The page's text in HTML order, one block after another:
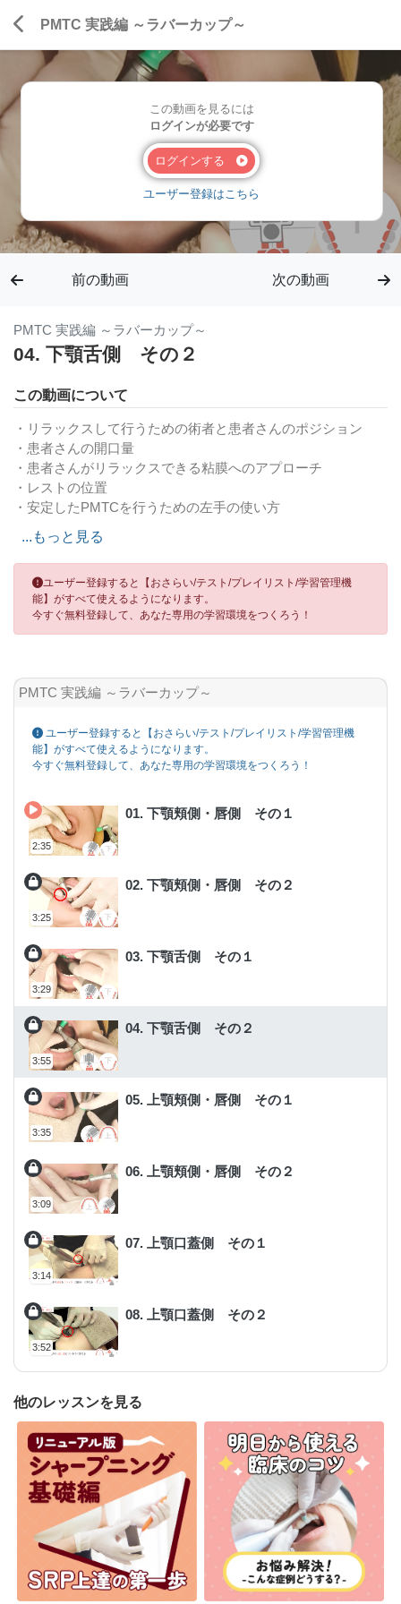
PMTC 実践編 ～ラバーカップ～
この動画を見るには
ログインが必要です
ログインする
ユーザー登録はこちら
前の動画 次の動画
PMTC 実践編 ～ラバーカップ～
04. 下顎舌側 その２
この動画について
・リラックスして行うための術者と患者さんのポジション
・患者さんの開口量
・患者さんがリラックスできる粘膜へのアプローチ
・レストの位置
・安定したPMTCを行うための左手の使い方
・コントラの持ち方と挿入方法
PMTC 基礎編 01. コントラの持ち方
...もっと見る
ユーザー登録すると【おさらい/テスト/プレイリスト/学習管理機
能】がすべて使えるようになります。
今すぐ無料登録して、あなた専用の学習環境をつくろう！
PMTC 実践編 ～ラバーカップ～
ユーザー登録すると【おさらい/テスト/プレイリスト/学習管理機
能】がすべて使えるようになります。
今すぐ無料登録して、あなた専用の学習環境をつくろう！
2:35
01. 下顎頬側・唇側 その１
3:25
02. 下顎頬側・唇側 その２
3:29
03. 下顎舌側 その１
3:55
04. 下顎舌側 その２
3:35
05. 上顎頬側・唇側 その１
3:09
06. 上顎頬側・唇側 その２
3:14
07. 上顎口蓋側 その１
3:52
08. 上顎口蓋側 その２
他のレッスンを見る